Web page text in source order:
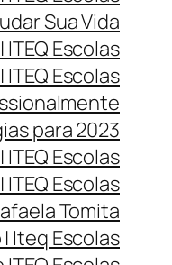
Sua Vida
Escolas
Escolas
para 2023
Escolas
Escolas
Tomita
Iteq Escolas